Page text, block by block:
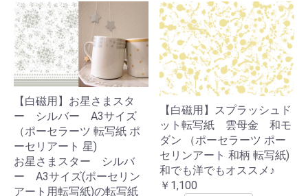
【白磁用】お星さまスタ
ー シルバー A3サイズ
（ポーセラーツ 転写紙 ポ
ーセリアート 星)
お星さまスター シルバ
ー A3サイズ(ポーセリン
アート用転写紙)の転写紙
【白磁用】スプラッシュド
ット転写紙 雲母金 和モ
ダン （ポーセラーツ ポー
セリンアート 和柄 転写紙)
和でも洋でもオススメ♪
￥1,100